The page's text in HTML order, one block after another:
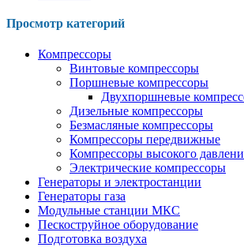
Просмотр категорий
Компрессоры
Винтовые компрессоры
Поршневые компрессоры
Двухпоршневые
Дизельные компрессоры
Безмасляные компрессоры
Компрессоры передвижные
Компрессоры высокого
Электрические компрессоры
Генераторы и электростанции
Генераторы газа
Модульные станции МКС
Пескоструйное оборудование
Подготовка воздуха